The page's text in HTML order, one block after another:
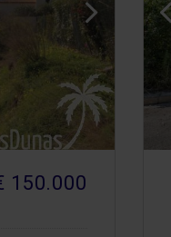
150.000